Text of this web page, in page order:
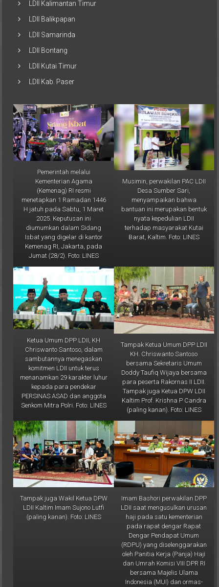
LDII Kalimantan Timur
LDII Balikpapan
LDII Samarinda
LDII Bontang
LDII Kutai Timur
LDII Kab. Paser
Pemerintah melalui
Kementerian Agama
(Kemenag) RI resmi
menetapkan 1 Ramadan 1446
H jatuh pada Sabtu, 1 Maret
2025. Keputusan ini
diumumkan dalam Sidang
Isbat yang digelar di kantor
Kemenag RI, Jakarta, pada
Jumat (28/2). Foto: LINES
Musimin, perwakilan PAC LDII
Desa Sumber Sari,
menyampaikan bahwa
bantuan ini merupakan bentuk
nyata kepedulian LDII
terhadap masyarakat Kutai
Barat, Kaltim. Foto: LINES
Ketua Umum DPP LDII, KH
Chriswanto Santoso, dalam
sambutannya menegaskan
komitmen LDII untuk terus
menanamkan 29 karakter luhur
kepada para pendekar
PERSINAS ASAD dan anggota
Senkom Mitra Polri. Foto: LINES
Tampak Ketua Umum DPP LDII
KH. Chriswanto Santoso
bersama Sekretaris Umum
Doddy Taufiq Wijaya bersama
para peserta Rakornas II LDII.
Tampak juga Ketua DPW LDII
Kaltim Prof. Krishna P Candra
(paling kanan). Foto: LINES
Tampak juga Wakil Ketua DPW
LDII Kaltim Imam Sujono Lutfi
(paling kanan). Foto: LINES
Imam Bashori perwakilan DPP
LDII saat mengusulkan urusan
haji pada satu kementerian
pada rapat dengar Rapat
Dengar Pendapat Umum
(RDPU) yang diselenggarakan
oleh Panitia Kerja (Panja) Haji
dan Umrah Komisi VIII DPR RI
bersama Majelis Ulama
Indonesia (MUI) dan ormas-